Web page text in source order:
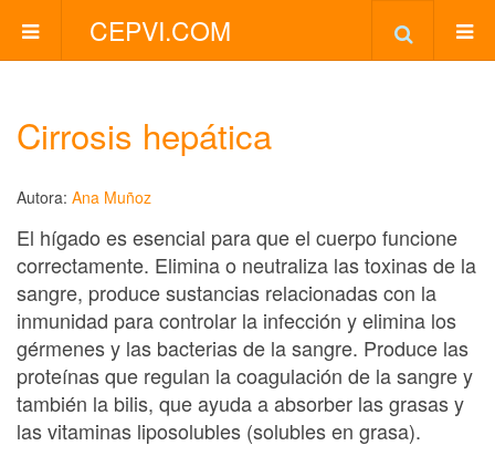
CEPVI.COM
Cirrosis hepática
Autora: Ana Muñoz
El hígado es esencial para que el cuerpo funcione
correctamente. Elimina o neutraliza las toxinas de la
sangre, produce sustancias relacionadas con la
inmunidad para controlar la infección y elimina los
gérmenes y las bacterias de la sangre. Produce las
proteínas que regulan la coagulación de la sangre y
también la bilis, que ayuda a absorber las grasas y
las vitaminas liposolubles (solubles en grasa).